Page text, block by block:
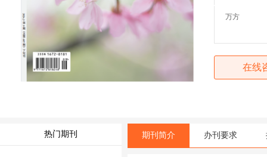
万方
在线
热门期刊 期刊简介 办刊要求